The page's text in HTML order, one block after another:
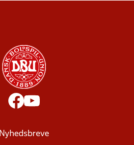
Nyhedsbreve